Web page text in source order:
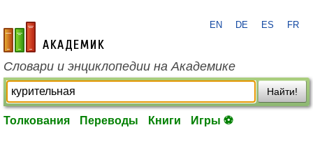
academic.ru
EN DE ES FR
Словари и энциклопедии на Академике
Найти!
Толкования Переводы Книги Игры ⚽